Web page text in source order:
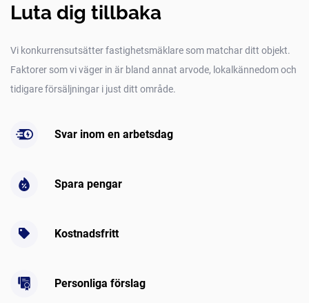
Luta dig tillbaka
Vi konkurrensutsätter fastighetsmäklare som matchar ditt objekt.
Faktorer som vi väger in är bland annat arvode, lokalkännedom och
tidigare försäljningar i just ditt område.
Svar inom en arbetsdag
Spara pengar
Kostnadsfritt
Personliga förslag